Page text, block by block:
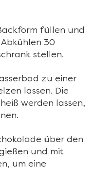
füllen und
30
stellen.
zu einer
lassen. Die
werden lassen,
über den
und mit
um eine